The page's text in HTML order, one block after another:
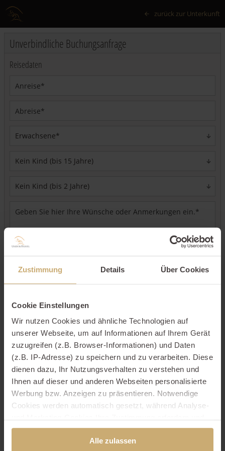
Zustimmung Details Über Cookies
Cookie Einstellungen
Wir nutzen Cookies und ähnliche Technologien auf
unserer Webseite, um auf Informationen auf Ihrem Gerät
zuzugreifen (z.B. Browser-Informationen) und Daten
(z.B. IP-Adresse) zu speichern und zu verarbeiten. Diese
dienen dazu, Ihr Nutzungsverhalten zu verstehen und
Ihnen auf dieser und anderen Webseiten personalisierte
Werbung bzw. Anzeigen zu präsentieren. Notwendige
Cookies werden automatisch gesetzt, während Analyse-
auch außerhalb der EU/EWR, z.B. in den USA,
verarbeitet werden, wo Ihre Daten nicht mit den gleichen
Alle zulassen
zurück zur Unterkunft
Unverbindliche Buchungsanfrage
Reisedaten
Kontaktdaten